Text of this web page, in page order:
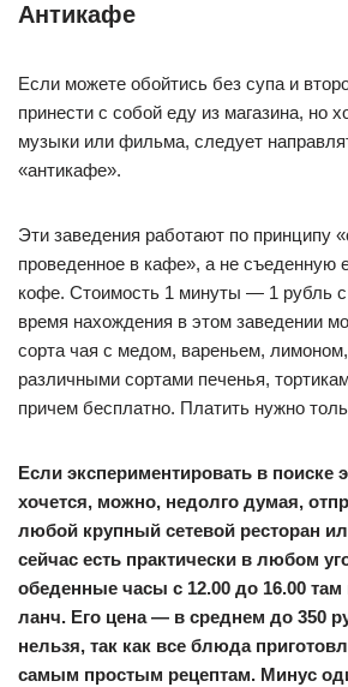
Антикафе
Если можете обойтись без супа и
принести с собой еду из магазина, но
музыки или фильма, следует
«антикафе».
Эти заведения работают по принципу
проведенное в кафе», а не съеденную
кофе. Стоимость 1 минуты — 1 рубль
время нахождения в этом заведении
сорта чая с медом, вареньем,
различными сортами печенья,
причем бесплатно. Платить нужно
Если экспериментировать в поиске
хочется, можно, недолго думая,
любой крупный сетевой ресторан
сейчас есть практически в любом
обеденные часы с 12.00 до 16.00
ланч. Его цена — в среднем до 350
нельзя, так как все блюда
самым простым рецептам. Минус